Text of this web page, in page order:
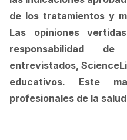
de los tratamientos y
Las opiniones
responsabilidad
entrevistados,
educativos. Este
profesionales de la